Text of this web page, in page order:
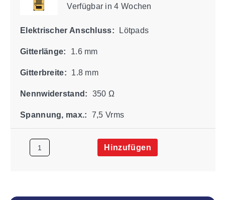
Verfügbarin 4 Wochen
Elektrischer Anschluss: Lötpads
Gitterlänge: 1.6 mm
Gitterbreite: 1.8 mm
Nennwiderstand: 350 Ω
Spannung, max.: 7,5 Vrms
Hinzufügen